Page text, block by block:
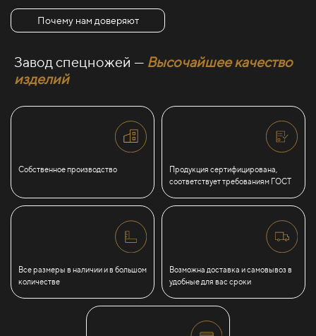
Почему нам доверяют
Завод спецножей — Высочайшее качество
изделий
Собственное производство
Продукция сертифицирована,
соответствует требованиям ГОСТ
Все размеры в наличии и в большом
количестве
Возможна доставка и самовывоз в
удобные для вас сроки